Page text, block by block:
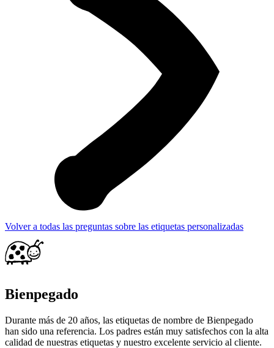
Volver a todas las preguntas sobre las etiquetas personalizadas
Bienpegado
Durante más de 20 años, las etiquetas de nombre de Bienpegado
han sido una referencia. Los padres están muy satisfechos con la alta
calidad de nuestras etiquetas y nuestro excelente servicio al cliente.